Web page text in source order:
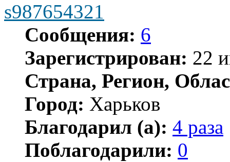
s987654321
Сообщения: 6
Зарегистрирован: 22
Страна, Регион,
Город: Харьков
Благодарил (а): 4 раза
Поблагодарили: 0